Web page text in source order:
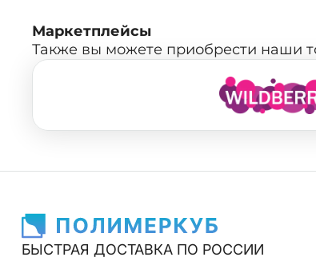
Маркетплейсы
Также вы можете приобрести наши
БЫСТРАЯ ДОСТАВКА ПО РОССИИ